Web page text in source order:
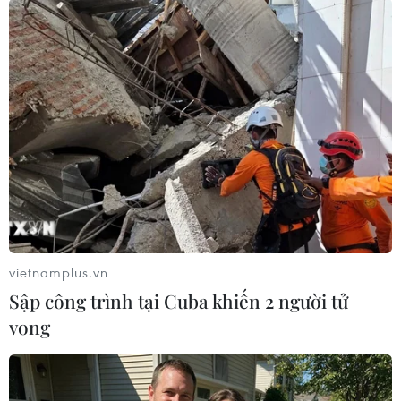
TIN LIÊN QUAN
Armenia đàm phán một khoản vay mới để
vietnamplus.vn
Sập công trình tại Cuba khiến 2 người tử
vong